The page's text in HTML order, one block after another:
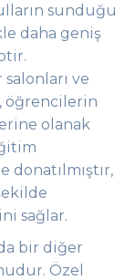
sunduğu
daha geniş
ve
öğrencilerin
olanak
sağlar.
bir diğer
Özel